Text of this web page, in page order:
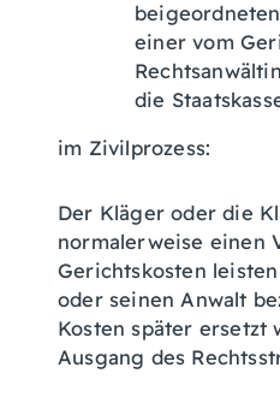
einer vom
die
im Zivilprozess:
Der Kläger oder die
normalerweise einen
Gerichtskosten
oder seinen Anwalt
Kosten später ersetzt
Ausgang des